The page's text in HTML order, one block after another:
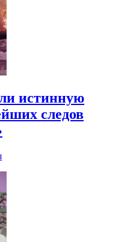
истинную
следов